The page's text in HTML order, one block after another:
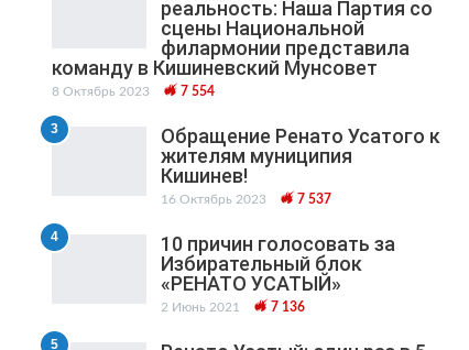
реальность: Наша Партия со
сцены Национальной
филармонии представила
команду в Кишиневский Мунсовет
8 Октябрь 2023 7 554
3
Обращение Ренато Усатого к
жителям муниципия
Кишинев!
16 Октябрь 2023 7 537
4
10 причин голосовать за
Избирательный блок
«РЕНАТО УСАТЫЙ»
2 Июнь 2021 7 136
5